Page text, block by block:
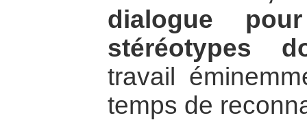
dialogue
stéréotypes
travail
temps de